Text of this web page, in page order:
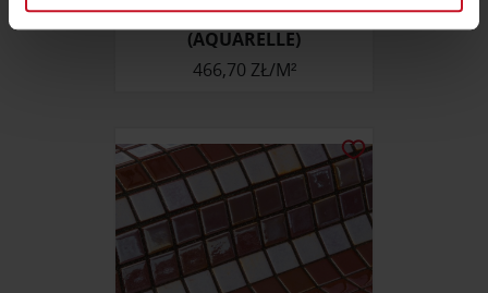
zmienić lub wycofać swoją zgodę w dowolnej chwili.
Wykorzystujemy pliki cookie do spersonalizowania treści
korzystasz z naszej witryny, udostępniamy partnerom
społecznościowym, reklamowym i analitycznym.
Partnerzy mogą połączyć te informacje z innymi danymi
otrzymanymi od Ciebie lub uzyskanymi podczas
korzystania z ich usług.
MOZAIKA PIGMENT
(AQUARELLE)
466,70 ZŁ/M²